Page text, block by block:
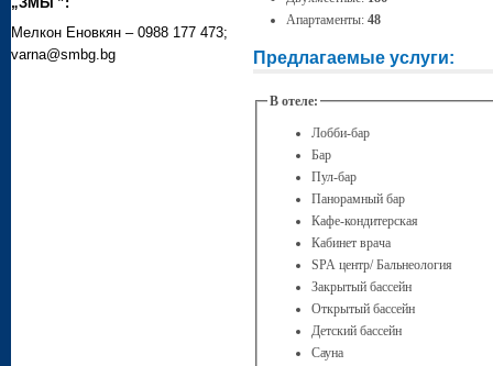
Мелкон Еновкян – 0988 177 473;
varna@smbg.bg
Апартаменты: 48
Предлагаемые услуги:
В отеле:
Лобби-бар
Бар
Пул-бар
Панорамный бар
Кафе-кондитерская
Кабинет врача
SPA центр/ Бальнеология
Закрытый бассейн
Открытый бассейн
Детский бассейн
Сауна